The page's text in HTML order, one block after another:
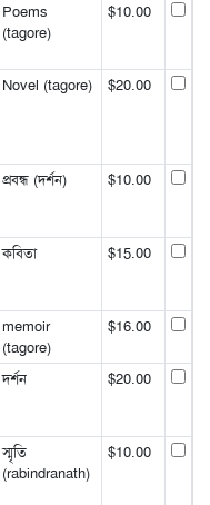
Poems
(tagore)
$10.00
Novel (tagore) $20.00
প্রবন্ধ (দর্শন) $10.00
কবিতা $15.00
memoir
(tagore)
$16.00
দর্শন $20.00
স্মৃতি
(rabindranath)
$10.00